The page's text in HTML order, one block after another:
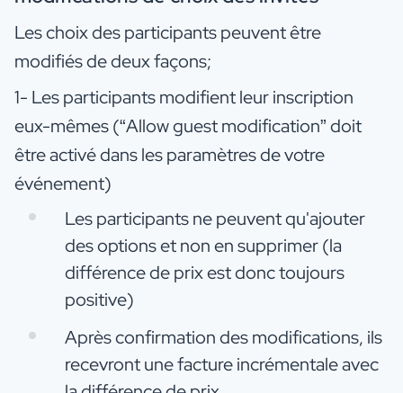
Les choix des participants peuvent être
modifiés de deux façons;
1- Les participants modifient leur inscription
eux-mêmes (“Allow guest modification” doit
être activé dans les paramètres de votre
événement)
Les participants ne peuvent qu'ajouter
des options et non en supprimer (la
différence de prix est donc toujours
positive)
Après confirmation des modifications, ils
recevront une facture incrémentale avec